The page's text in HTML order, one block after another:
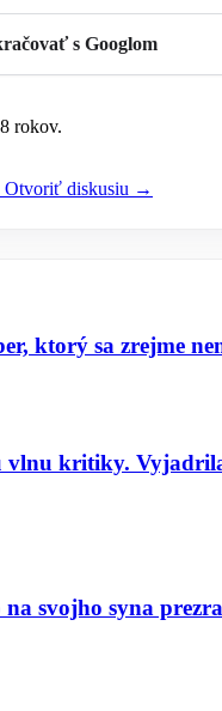
s Googlom
rokov.
Otvoriť diskusiu →
ktorý sa zrejme
kritiky.
svojho syna